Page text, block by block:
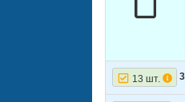
13 шт.